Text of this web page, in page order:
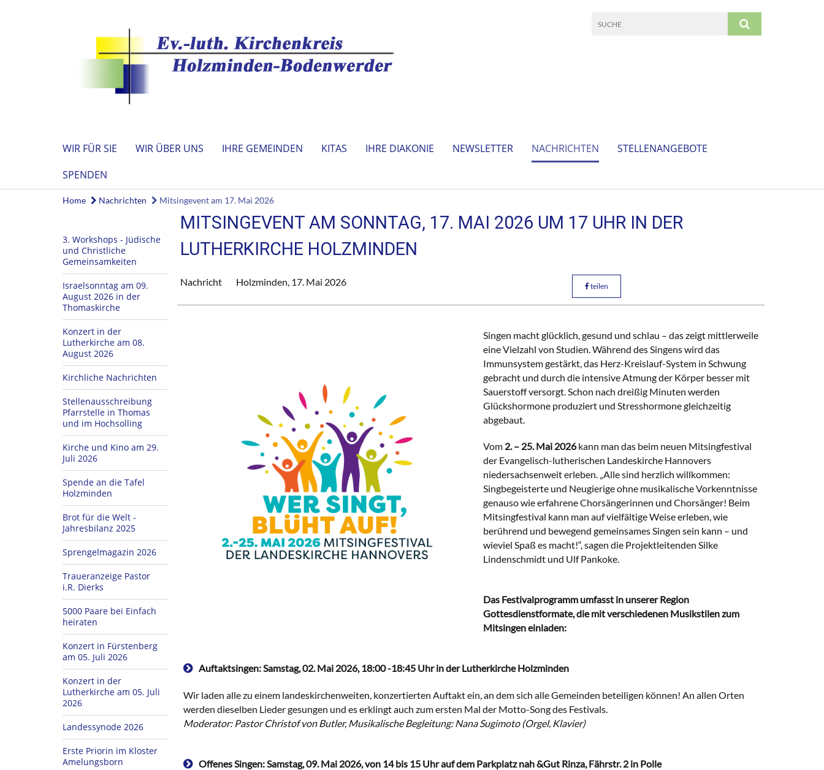
WIR FÜR SIE WIR ÜBER UNS IHRE GEMEINDEN KITAS IHRE DIAKONIE NEWSLETTER NACHRICHTEN
STELLENANGEBOTE
SPENDEN
Home Nachrichten Mitsingevent am 17. Mai 2026
3. Workshops - Jüdische
und Christliche
Gemeinsamkeiten
Israelsonntag am 09.
August 2026 in der
Thomaskirche
Konzert in der
Lutherkirche am 08.
August 2026
Kirchliche Nachrichten
Stellenausschreibung
Pfarrstelle in Thomas
und im Hochsolling
Kirche und Kino am 29.
Juli 2026
Spende an die Tafel
Holzminden
Brot für die Welt -
Jahresbilanz 2025
Sprengelmagazin 2026
Traueranzeige Pastor
i.R. Dierks
5000 Paare bei Einfach
heiraten
Konzert in Fürstenberg
am 05. Juli 2026
Konzert in der
Lutherkirche am 05. Juli
2026
Landessynode 2026
Erste Priorin im Kloster
Amelungsborn
MITSINGEVENT AM SONNTAG, 17. MAI 2026 UM 17 UHR IN DER
LUTHERKIRCHE HOLZMINDEN
Nachricht Holzminden, 17. Mai 2026 teilen
Singen macht glücklich, gesund und schlau – das zeigt mittlerweile
eine Vielzahl von Studien. Während des Singens wird das
Immunsystem gestärkt, das Herz-Kreislauf-System in Schwung
gebracht und durch die intensive Atmung der Körper besser mit
Sauerstoff versorgt. Schon nach dreißig Minuten werden
Glückshormone produziert und Stresshormone gleichzeitig
abgebaut.
Vom2. – 25. Mai 2026kann man das beim neuen Mitsingfestival
der Evangelisch-lutherischen Landeskirche Hannovers
niedersachsenweit erleben. „Alle sind herzlich willkommen:
Singbegeisterte und Neugierige ohne musikalische Vorkenntnisse
genauso wie erfahrene Chorsängerinnen und Chorsänger! Beim
Mitsingfestival kann man auf vielfältige Weise erleben, wie
berührend und bewegend gemeinsames Singen sein kann – und
wieviel Spaß es macht!“, sagen die Projektleitenden Silke
Lindenschmidt und Ulf Pankoke.
Das Festivalprogramm umfasst in unserer Region
Gottesdienstformate, die mit verschiedenen Musikstilen zum
Mitsingen einladen:
Auftaktsingen: Samstag, 02. Mai 2026, 18:00 -18:45 Uhr in der Lutherkirche Holzminden
Wir laden alle zu einem landeskirchenweiten, konzertierten Auftakt ein, an dem sich alle Gemeinden beteiligen können! An allen Orten
werden dieselben Lieder gesungen und es erklingt auch zum ersten Mal der Motto-Song des Festivals.
Moderator: Pastor Christof von Butler, Musikalische Begleitung: Nana Sugimoto (Orgel, Klavier)
Offenes Singen: Samstag, 09. Mai 2026, von 14 bis 15 Uhr auf dem Parkplatz nah &Gut Rinza, Fährstr. 2 in Polle